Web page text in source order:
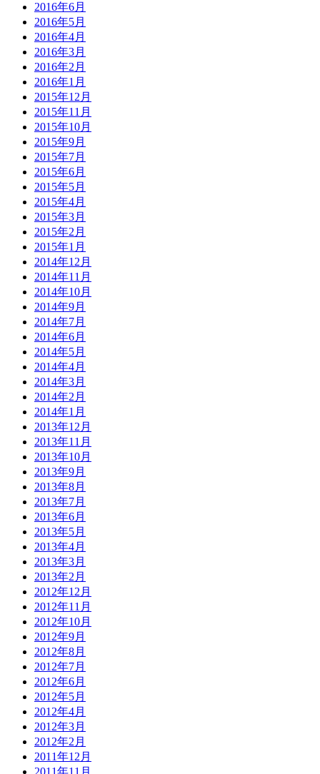
2016年6月
2016年5月
2016年4月
2016年3月
2016年2月
2016年1月
2015年12月
2015年11月
2015年10月
2015年9月
2015年7月
2015年6月
2015年5月
2015年4月
2015年3月
2015年2月
2015年1月
2014年12月
2014年11月
2014年10月
2014年9月
2014年7月
2014年6月
2014年5月
2014年4月
2014年3月
2014年2月
2014年1月
2013年12月
2013年11月
2013年10月
2013年9月
2013年8月
2013年7月
2013年6月
2013年5月
2013年4月
2013年3月
2013年2月
2012年12月
2012年11月
2012年10月
2012年9月
2012年8月
2012年7月
2012年6月
2012年5月
2012年4月
2012年3月
2012年2月
2011年12月
2011年11月